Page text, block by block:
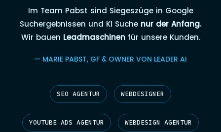
Im Team Pabst sind Siegeszüge in Google
Suchergebnissen und KI Suche nur der Anfang.
Wir bauen Leadmaschinenfür unsere Kunden.
— MARIE PABST, GF & OWNER VON LEADER AI
SEO AGENTUR WEBDESIGNER
YOUTUBE ADS AGENTUR WEBDESIGN AGENTUR